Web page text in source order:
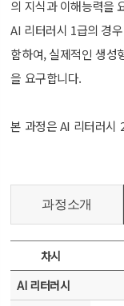
의 지식과 이해능력을
AI 리터러시 1급의 경
함하여, 실제적인 생성
을 요구합니다.
본 과정은 AI 리터러시
과정소개
차시
AI 리터러시